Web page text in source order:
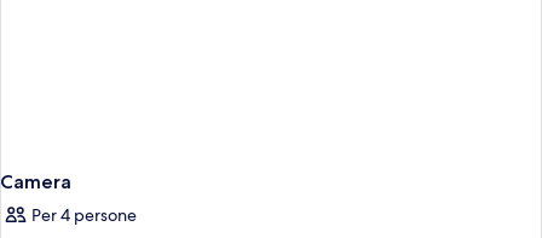
Camera
Per 4 persone